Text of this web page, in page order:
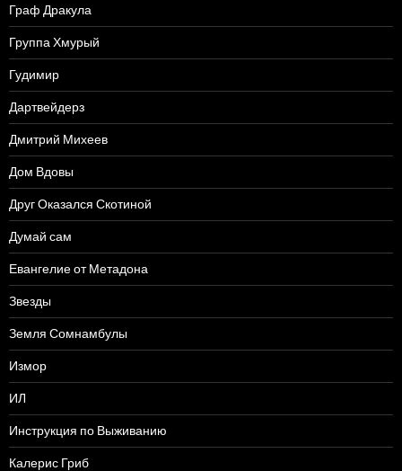
Граф Дракула
Группа Хмурый
Гудимир
Дартвейдерз
Дмитрий Михеев
Дом Вдовы
Друг Оказался Скотиной
Думай сам
Евангелие от Метадона
Звезды
Земля Сомнамбулы
Измор
ИЛ
Инструкция по Выживанию
Калерис Гриб